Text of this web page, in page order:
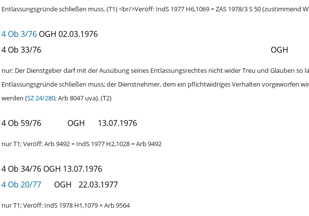
Entlassungsgründe schließen muss. (T1) <br/>Veröff: IndS 1977 H6,1069 = ZAS 1978/3 S 50 (zustimmend
4 Ob 3/76 OGH 02.03.1976
4 Ob 33/76
OGH
nur: Der Dienstgeber darf mit der Ausübung seines Entlassungsrechtes nicht wider Treu und Glauben
Entlassungsgründe schließen muss; der Dienstnehmer, dem ein pflichtwidriges Verhalten vorgeworfen
werden (SZ 24/280; Arb 8047 uva). (T2)
4 Ob 59/76 OGH 13.07.1976
nur T1; Veröff: Arb 9492 = IndS 1977 H2,1028 = Arb 9492
4 Ob 34/76 OGH 13.07.1976
4 Ob 20/77
OGH 22.03.1977
nur T1; Veröff: IndS 1978 H1,1079 = Arb 9564